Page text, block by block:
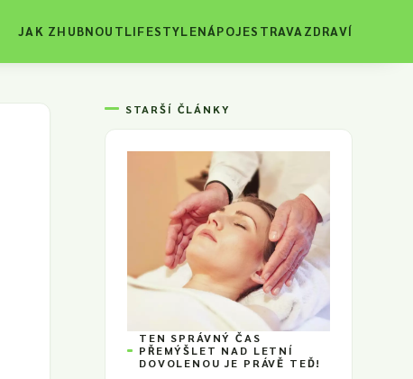
JAK ZHUBNOUTLIFESTYLENÁPOJESTRAVA ZDRAVÍ
STARŠÍ ČLÁNKY
TEN SPRÁVNÝ ČAS
PŘEMÝŠLET NAD LETNÍ
DOVOLENOU JE PRÁVĚ TEĎ!